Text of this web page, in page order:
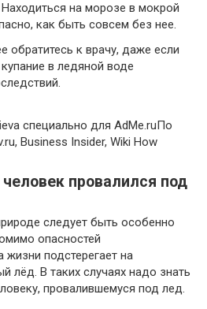
на морозе в мокрой
как быть совсем без нее.
обратитесь к врачу, даже если
в ледяной воде
специально для AdMe.ruПо
Business Insider, Wiki How
провалился под
следует быть особенно
опасностей
жизни подстерегает на
лёд. В таких случаях надо знать
провалившемуся под лед.